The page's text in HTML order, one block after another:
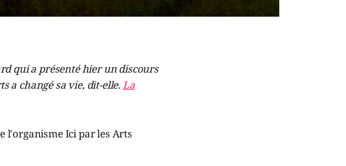
qui a présenté hier un discours
a changé sa vie, dit-elle.La
l'organisme Ici par les Arts